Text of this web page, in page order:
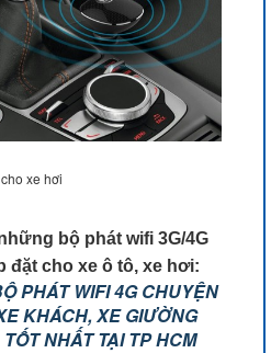
xe hơi
bộ phát wifi 3G/4G
đặt cho xe ô tô, xe hơi:
PHÁT WIFI 4G CHUYỆN
KHÁCH, XE GIƯỜNG
NHẤT TẠI TP HCM